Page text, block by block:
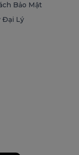
Bảo Mật
Đại Lý